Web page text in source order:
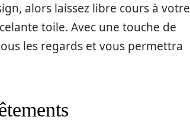
alors laissez libre cours à votre
toile. Avec une touche de
les regards et vous permettra